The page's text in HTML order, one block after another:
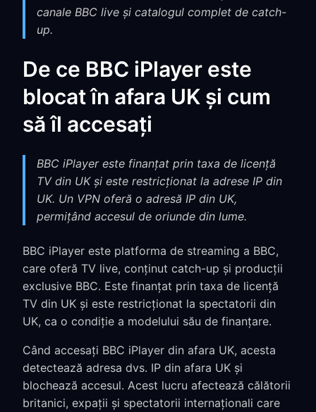
canale BBC live și catalogul complet de catch-
up.
De ce BBC iPlayer este
blocat în afara UK și cum
să îl accesați
BBC iPlayer este finanțat prin taxa de licență
TV din UK și este restricționat la adrese IP din
UK. Un VPN oferă o adresă IP din UK,
permițând accesul de oriunde din lume.
BBC iPlayer este platforma de streaming a BBC,
care oferă TV live, conținut catch-up și producții
exclusive BBC. Este finanțat prin taxa de licență
TV din UK și este restricționat la spectatorii din
UK, ca o condiție a modelului său de finanțare.
Când accesați BBC iPlayer din afara UK, acesta
detectează adresa dvs. IP din afara UK și
blochează accesul. Acest lucru afectează călătorii
britanici, expații și spectatorii internaționali care